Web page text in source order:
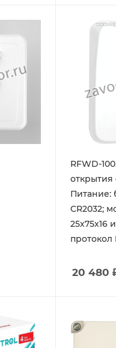
RFWD-
открытия
Питание:
CR2032;
25х75х16
протокол
20 480